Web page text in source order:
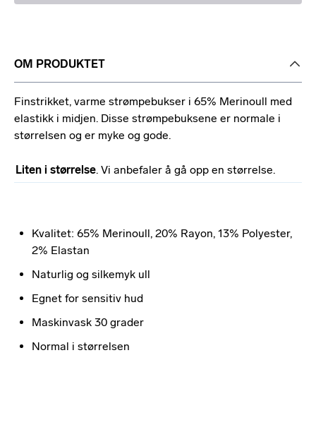
OM PRODUKTET
Finstrikket, varme strømpebukser i 65% Merinoull med
elastikk i midjen. Disse strømpebuksene er normale i
størrelsen og er myke og gode.
Liten i størrelse. Vi anbefaler å gå opp en størrelse.
Kvalitet: 65% Merinoull, 20% Rayon, 13% Polyester,
2% Elastan
Naturlig og silkemyk ull
Egnet for sensitiv hud
Maskinvask 30 grader
Normal i størrelsen